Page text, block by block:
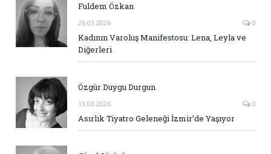
Fuldem Özkan
26.03.2026 0
Kadının Varoluş Manifestosu: Lena, Leyla ve
Diğerleri
Özgür Duygu Durgun
13.03.2026 0
Asırlık Tiyatro Geleneği İzmir’de Yaşıyor